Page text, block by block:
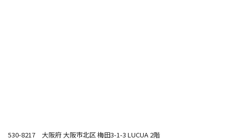
530-8217 大阪府 大阪市北区 梅田3-1-3 LUCUA 2階